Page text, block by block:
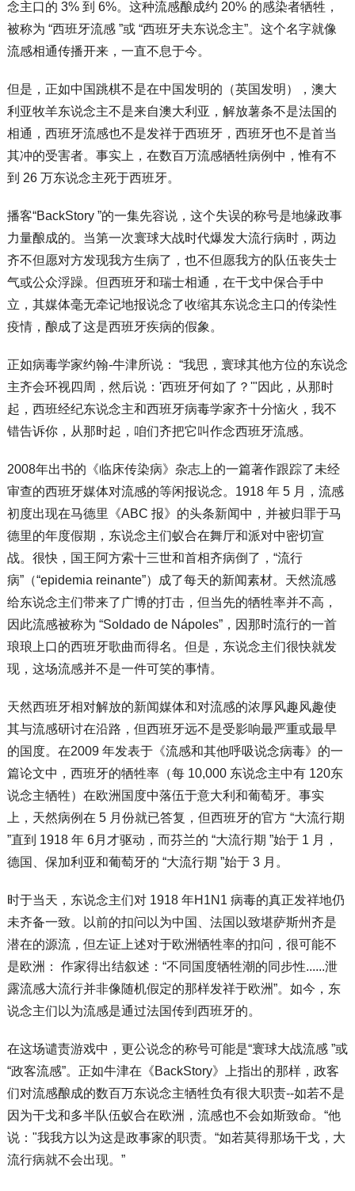
念主口的 3% 到 6%。这种流感酿成约 20% 的感染者牺牲，
被称为 “西班牙流感 ”或 “西班牙夫东说念主”。这个名字就像
流感相通传播开来，一直不息于今。
但是，正如中国跳棋不是在中国发明的（英国发明），澳大
利亚牧羊东说念主不是来自澳大利亚，解放薯条不是法国的
相通，西班牙流感也不是发祥于西班牙，西班牙也不是首当
其冲的受害者。事实上，在数百万流感牺牲病例中，惟有不
到 26 万东说念主死于西班牙。
播客“BackStory ”的一集先容说，这个失误的称号是地缘政事
力量酿成的。当第一次寰球大战时代爆发大流行病时，两边
齐不但愿对方发现我方生病了，也不但愿我方的队伍丧失士
气或公众浮躁。但西班牙和瑞士相通，在干戈中保合手中
立，其媒体毫无牵记地报说念了收缩其东说念主口的传染性
疫情，酿成了这是西班牙疾病的假象。
正如病毒学家约翰-牛津所说： “我思，寰球其他方位的东说念
主齐会环视四周，然后说：'西班牙何如了？'"因此，从那时
起，西班经纪东说念主和西班牙病毒学家齐十分恼火，我不
错告诉你，从那时起，咱们齐把它叫作念西班牙流感。
2008年出书的《临床传染病》杂志上的一篇著作跟踪了未经
审查的西班牙媒体对流感的等闲报说念。1918 年 5 月，流感
初度出现在马德里《ABC 报》的头条新闻中，并被归罪于马
德里的年度假期，东说念主们蚁合在舞厅和派对中密切宣
战。很快，国王阿方索十三世和首相齐病倒了，“流行
病”（“epidemia reinante”）成了每天的新闻素材。天然流感
给东说念主们带来了广博的打击，但当先的牺牲率并不高，
因此流感被称为 “Soldado de Nápoles”，因那时流行的一首
琅琅上口的西班牙歌曲而得名。但是，东说念主们很快就发
现，这场流感并不是一件可笑的事情。
天然西班牙相对解放的新闻媒体和对流感的浓厚风趣风趣使
其与流感研讨在沿路，但西班牙远不是受影响最严重或最早
的国度。在2009 年发表于《流感和其他呼吸说念病毒》的一
篇论文中，西班牙的牺牲率（每 10,000 东说念主中有 120东
说念主牺牲）在欧洲国度中落伍于意大利和葡萄牙。事实
上，天然病例在 5 月份就已答复，但西班牙的官方 “大流行期
”直到 1918 年 6月才驱动，而芬兰的 “大流行期 ”始于 1 月，
德国、保加利亚和葡萄牙的 “大流行期 ”始于 3 月。
时于当天，东说念主们对 1918 年H1N1 病毒的真正发祥地仍
未齐备一致。以前的扣问以为中国、法国以致堪萨斯州齐是
潜在的源流，但左证上述对于欧洲牺牲率的扣问，很可能不
是欧洲： 作家得出结叙述：“不同国度牺牲潮的同步性......泄
露流感大流行并非像随机假定的那样发祥于欧洲”。如今，东
说念主们以为流感是通过法国传到西班牙的。
在这场谴责游戏中，更公说念的称号可能是“寰球大战流感 ”或
“政客流感”。正如牛津在《BackStory》上指出的那样，政客
们对流感酿成的数百万东说念主牺牲负有很大职责--如若不是
因为干戈和多半队伍蚁合在欧洲，流感也不会如斯致命。“他
说："我我方以为这是政事家的职责。“如若莫得那场干戈，大
流行病就不会出现。”